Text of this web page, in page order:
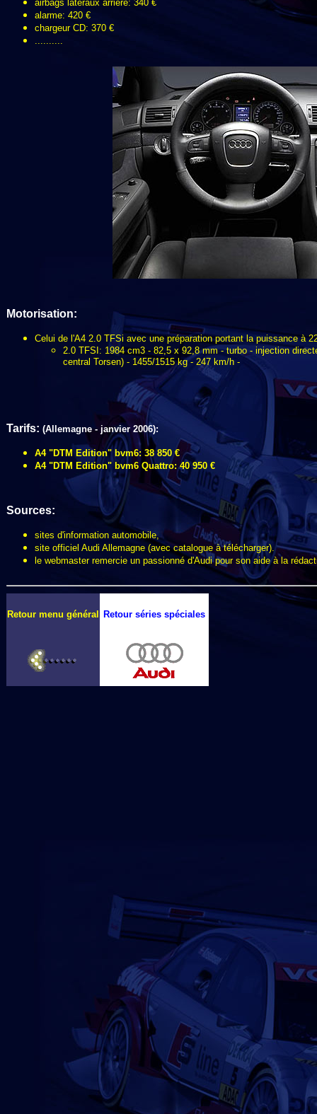
airbags latéraux arrière: 340 €
alarme: 420 €
chargeur CD: 370 €
..........
Motorisation:
Celui de l'A4 2.0 TFSi avec une préparation portant la puissance à
2.0 TFSI: 1984 cm3 - 82,5 x 92,8 mm - turbo - injection
central Torsen) - 1455/1515 kg - 247 km/h -
Tarifs: (Allemagne - janvier 2006):
A4 "DTM Edition" bvm6: 38 850 €
A4 "DTM Edition" bvm6 Quattro: 40 950 €
Sources:
sites d'information automobile,
site officiel Audi Allemagne (avec catalogue à télécharger).
le webmaster remercie un passionné d'Audi pour son aide à la
Retour menu général Retour séries spéciales